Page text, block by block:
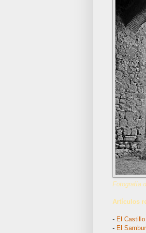
Fotografía
Artículos
- El
- El